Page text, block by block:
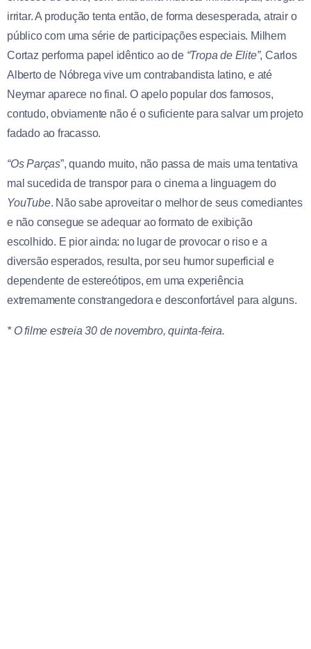
irritar. A produção tenta então, de forma desesperada, atrair o
público com uma série de participações especiais. Milhem
Cortaz performa papel idêntico ao de “Tropa de Elite”, Carlos
Alberto de Nóbrega vive um contrabandista latino, e até
Neymar aparece no final. O apelo popular dos famosos,
contudo, obviamente não é o suficiente para salvar um projeto
fadado ao fracasso.
“Os Parças”, quando muito, não passa de mais uma tentativa
mal sucedida de transpor para o cinema a linguagem do
YouTube. Não sabe aproveitar o melhor de seus comediantes
e não consegue se adequar ao formato de exibição
escolhido. E pior ainda: no lugar de provocar o riso e a
diversão esperados, resulta, por seu humor superficial e
dependente de estereótipos, em uma experiência
extremamente constrangedora e desconfortável para alguns.
* O filme estreia 30 de novembro, quinta-feira.